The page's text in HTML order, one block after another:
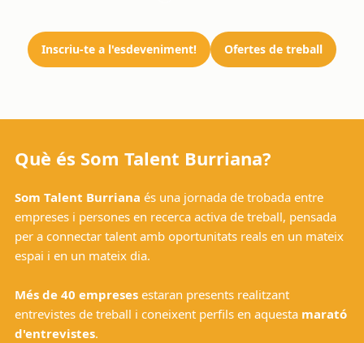
Inscriu-te a l'esdeveniment! Ofertes de treball
Què és Som Talent Burriana?
Som Talent Burriana és una jornada de trobada entre
empreses i persones en recerca activa de treball, pensada
per a connectar talent amb oportunitats reals en un mateix
espai i en un mateix dia.
Més de 40 empreses estaran presents realitzant
entrevistes de treball i coneixent perfils en aquesta marató
d'entrevistes.